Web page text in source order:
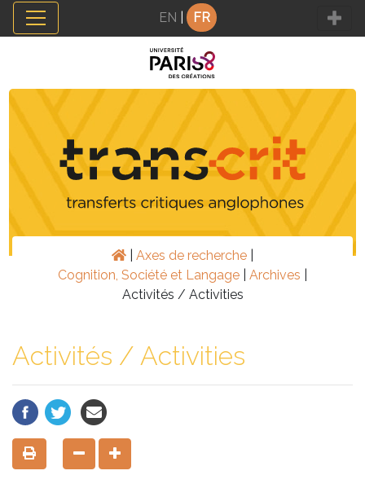
Panneau de gestion des cookies
EN FR
Axes de recherche
Cognition, Société et Langage
Archives
Activités / Activities
Activités / Activities